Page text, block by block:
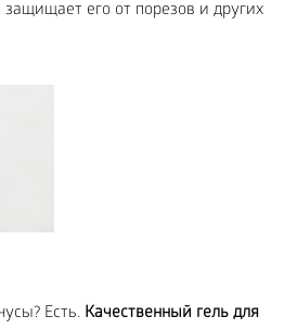
его от порезов и других
Есть. Качественный гель для